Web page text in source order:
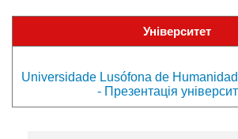
Університет
Universidade Lusófona de
- Презентація